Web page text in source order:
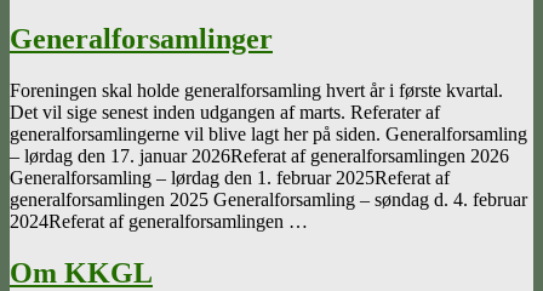
Generalforsamlinger
Foreningen skal holde generalforsamling hvert år i første kvartal.
Det vil sige senest inden udgangen af marts. Referater af
generalforsamlingerne vil blive lagt her på siden. Generalforsamling
– lørdag den 17. januar 2026Referat af generalforsamlingen 2026
Generalforsamling – lørdag den 1. februar 2025Referat af
generalforsamlingen 2025 Generalforsamling – søndag d. 4. februar
2024Referat af generalforsamlingen …
Om KKGL